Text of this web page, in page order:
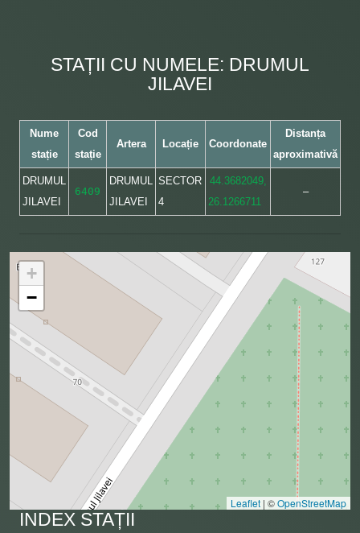
STAȚII CU NUMELE: DRUMUL
JILAVEI
Nume
stație
Cod
stație
Artera Locație Coordonate
Distanța
aproximativă
DRUMUL
JILAVEI
6409
DRUMUL
JILAVEI
SECTOR
4
44.3682049,
26.1266711
–
+
−
Leaflet | ©OpenStreetMap
INDEX STAȚII